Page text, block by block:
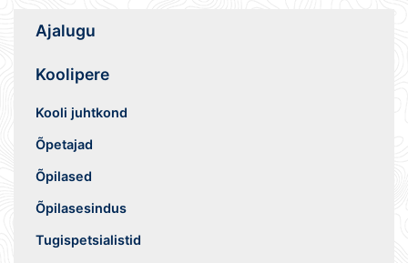
Ajalugu
Koolipere
Kooli juhtkond
Õpetajad
Õpilased
Õpilasesindus
Tugispetsialistid